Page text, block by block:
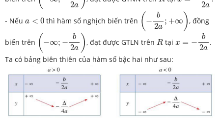
2a 2a
- Nếu a < 0
a 0 thì hàm số nghịch biến trên ( −
b
2a
; +∞ )
− 2a
, đồng
biến trên ( −∞; −
b
2a )
− )
, đạt được GTLN trên R
Rtại x = −
b
2a
=− a
.
Ta có bảng biên thiên của hàm số bậc hai như sau: